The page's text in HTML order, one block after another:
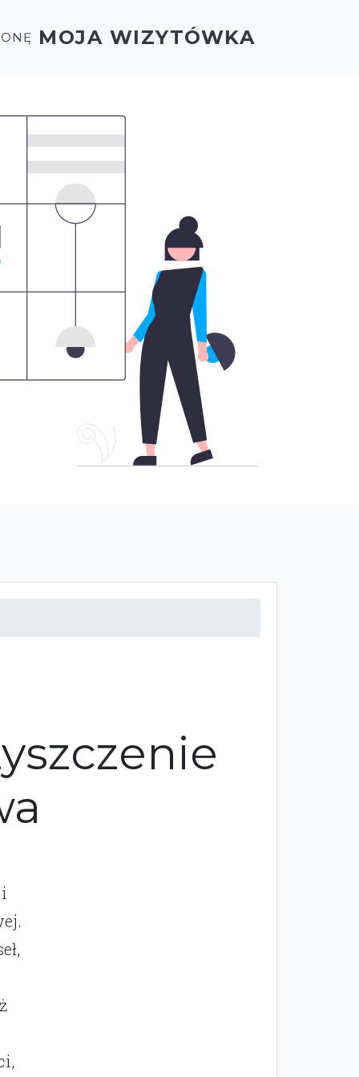
MOJA WIZYTÓWKA